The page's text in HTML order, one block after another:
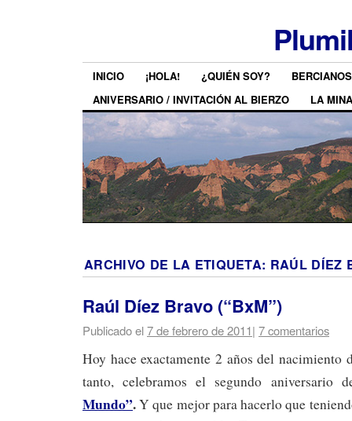
INICIO ¡HOLA! ¿QUIÉN SOY?
ANIVERSARIO / INVITACIÓN AL BIERZO
LA MINA
ARCHIVO DE LA ETIQUETA: RAÚL DÍEZ
Raúl Díez Bravo (“BxM”)
Publicado el7 de febrero de 2011| 7 comentarios
Hoy hace exactamente 2 años del nacimiento
tanto, celebramos el segundo aniversario
Mundo”.Y que mejor para hacerlo que